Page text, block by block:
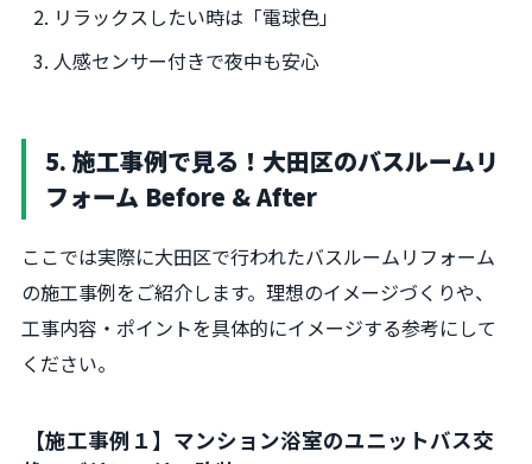
リラックスしたい時は「電球色」
人感センサー付きで夜中も安心
5. 施工事例で見る！大田区のバスルームリ
フォーム Before & After
ここでは実際に大田区で行われたバスルームリフォーム
の施工事例をご紹介します。理想のイメージづくりや、
工事内容・ポイントを具体的にイメージする参考にして
ください。
【施工事例１】マンション浴室のユニットバス交